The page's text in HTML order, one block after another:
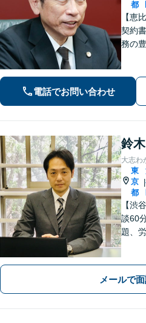
都
【恵
契約
務の
寄り
【初
電話でお問い合わせ
鈴
大志わ
東
京
都
|
【渋
談60
題、
イン
メールで